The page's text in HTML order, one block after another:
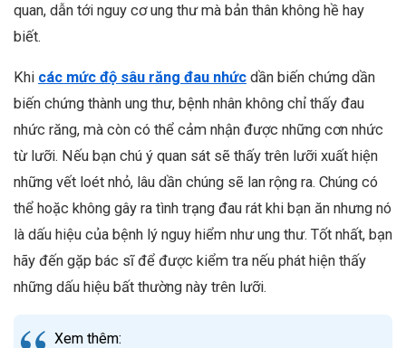
quan, dẫn tới nguy cơ ung thư mà bản thân không hề hay
biết.
Khi các mức độ sâu răng đau nhức dần biến chứng dần
biến chứng thành ung thư, bệnh nhân không chỉ thấy đau
nhức răng, mà còn có thể cảm nhận được những cơn nhức
từ lưỡi. Nếu bạn chú ý quan sát sẽ thấy trên lưỡi xuất hiện
những vết loét nhỏ, lâu dần chúng sẽ lan rộng ra. Chúng có
thể hoặc không gây ra tình trạng đau rát khi bạn ăn nhưng nó
là dấu hiệu của bệnh lý nguy hiểm như ung thư. Tốt nhất, bạn
hãy đến gặp bác sĩ để được kiểm tra nếu phát hiện thấy
những dấu hiệu bất thường này trên lưỡi.
Xem thêm: